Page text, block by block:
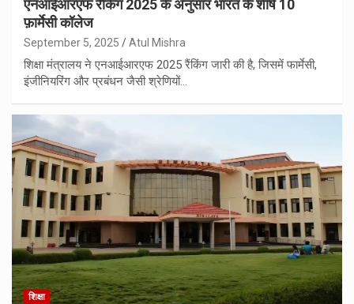
एनआईआरएफ रैंकिंग 2025 के अनुसार भारत के शीर्ष 10
फ़ार्मेसी कॉलेज
September 5, 2025 Atul Mishra
शिक्षा मंत्रालय ने एनआईआरएफ 2025 रैंकिंग जारी की है, जिसमें फार्मेसी,
इंजीनियरिंग और प्रबंधन जैसी श्रेणियों…
शिक्षा